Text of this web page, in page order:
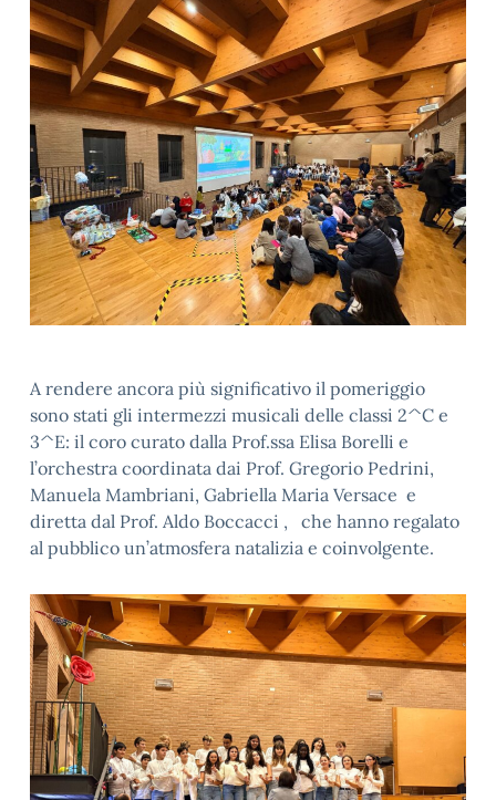
A rendere ancora più significativo il pomeriggio
sono stati gli intermezzi musicali delle classi 2^C e
3^E: il coro curato dalla Prof.ssa Elisa Borelli e
l’orchestra coordinata dai Prof. Gregorio Pedrini,
Manuela Mambriani, Gabriella Maria Versace e
diretta dal Prof. Aldo Boccacci , che hanno regalato
al pubblico un’atmosfera natalizia e coinvolgente.